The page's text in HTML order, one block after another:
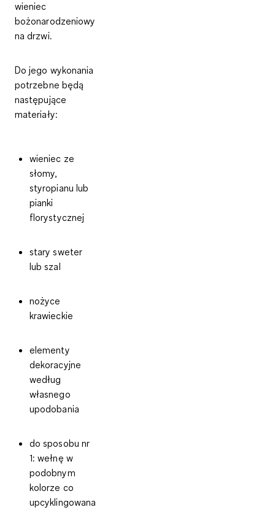
wieniec
bożonarodzeniowy
na drzwi.
Do jego wykonania
potrzebne będą
następujące
materiały:
wieniec ze
słomy,
styropianu lub
pianki
florystycznej
stary sweter
lub szal
nożyce
krawieckie
elementy
dekoracyjne
według
własnego
upodobania
do sposobu nr
1: wełnę w
podobnym
kolorze co
upcyklingowana